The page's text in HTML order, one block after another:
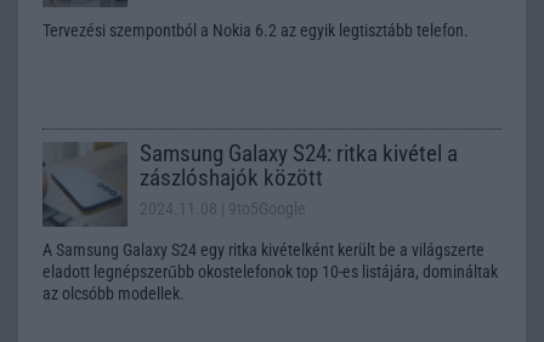
Tervezési szempontból a Nokia 6.2 az egyik legtisztább telefon.
Samsung Galaxy S24: ritka kivétel a
zászlóshajók között
2024.11.08 | 9to5Google
A Samsung Galaxy S24 egy ritka kivételként került be a világszerte
eladott legnépszerűbb okostelefonok top 10-es listájára, domináltak
az olcsóbb modellek.